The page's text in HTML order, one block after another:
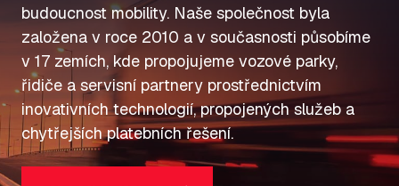
budoucnost mobility. Naše společnost byla
založena v roce 2010 a v současnosti působíme
v 17 zemích, kde propojujeme vozové parky,
řidiče a servisní partnery prostřednictvím
inovativních technologií, propojených služeb a
chytřejších platebních řešení.